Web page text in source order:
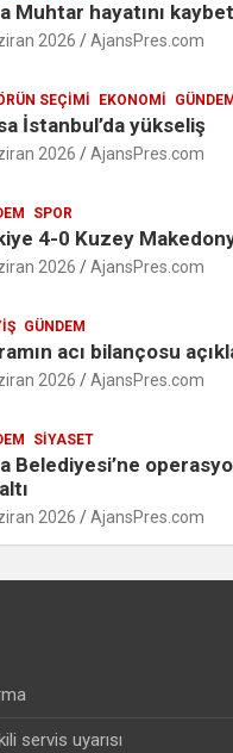
Muhtar hayatını
2026 AjansPres.com
SEÇIMI EKONOMI GÜNDEM
İstanbul’da yükseliş
2026 AjansPres.com
SPOR
4-0 Kuzey
2026 AjansPres.com
GÜNDEM
acı bilançosu
2026 AjansPres.com
SIYASET
Belediyesi’ne
2026 AjansPres.com
servis uyarısı